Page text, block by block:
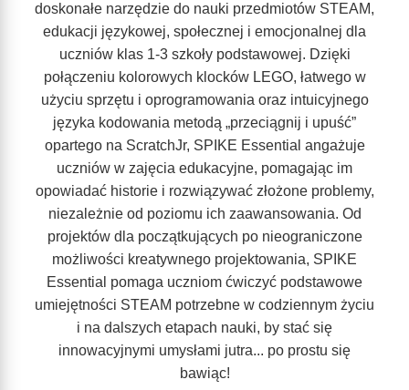
doskonałe narzędzie do nauki przedmiotów STEAM,
edukacji językowej, społecznej i emocjonalnej dla
uczniów klas 1-3 szkoły podstawowej. Dzięki
połączeniu kolorowych klocków LEGO, łatwego w
użyciu sprzętu i oprogramowania oraz intuicyjnego
języka kodowania metodą „przeciągnij i upuść”
opartego na ScratchJr, SPIKE Essential angażuje
uczniów w zajęcia edukacyjne, pomagając im
opowiadać historie i rozwiązywać złożone problemy,
niezależnie od poziomu ich zaawansowania. Od
projektów dla początkujących po nieograniczone
możliwości kreatywnego projektowania, SPIKE
Essential pomaga uczniom ćwiczyć podstawowe
umiejętności STEAM potrzebne w codziennym życiu
i na dalszych etapach nauki, by stać się
innowacyjnymi umysłami jutra... po prostu się
bawiąc!